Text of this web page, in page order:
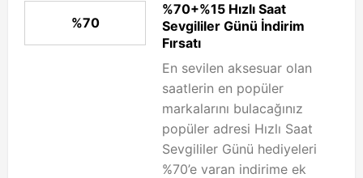
%70
%70+%15 Hızlı Saat
Sevgililer Günü İndirim
Fırsatı
En sevilen aksesuar olan
saatlerin en popüler
markalarını bulacağınız
popüler adresi Hızlı Saat
Sevgililer Günü hediyeleri
%70’e varan indirime ek